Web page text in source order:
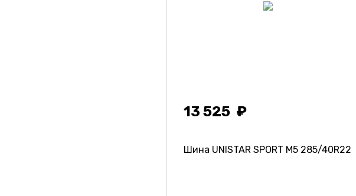
13 525
Шина UNISTAR SPORT M5 285/40R22